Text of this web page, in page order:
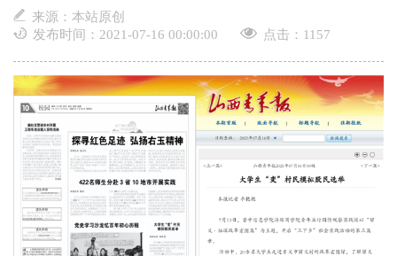
来源：本站原创
发布时间：2021-07-16 00:00:00
点击： 1157